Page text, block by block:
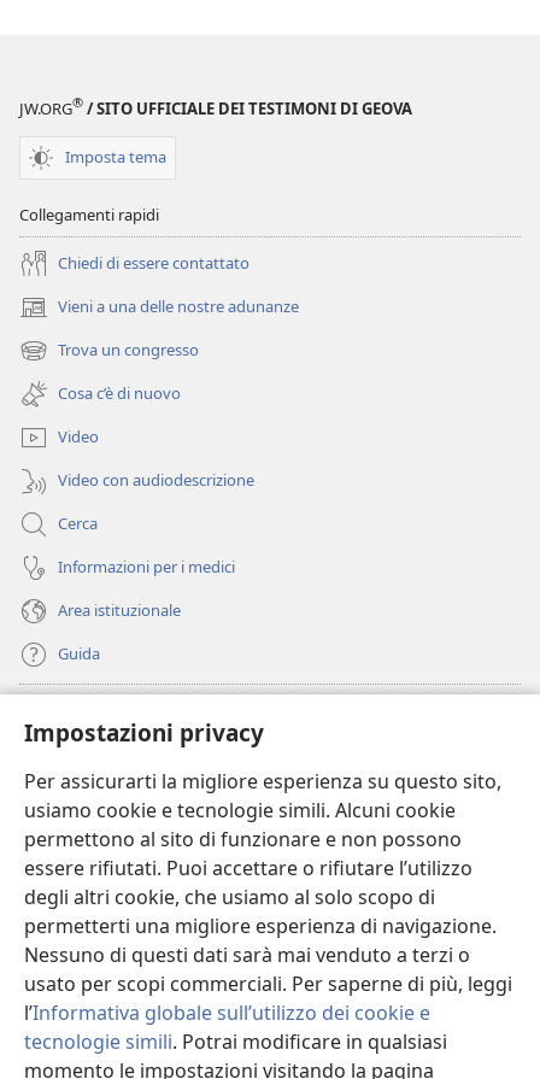
Impostazioni privacy
Per assicurarti la migliore esperienza su questo sito,
usiamo cookie e tecnologie simili. Alcuni cookie
permettono al sito di funzionare e non possono
essere rifiutati. Puoi accettare o rifiutare l’utilizzo
degli altri cookie, che usiamo al solo scopo di
permetterti una migliore esperienza di navigazione.
Nessuno di questi dati sarà mai venduto a terzi o
usato per scopi commerciali. Per saperne di più, leggi
l’Informativa globale sull’utilizzo dei cookie e
tecnologie simili. Potrai modificare in qualsiasi
momento le impostazioni visitando la pagina
JW.ORG® / SITO UFFICIALE DEI TESTIMONI DI GEOVA
Imposta tema
Collegamenti rapidi
Chiedi di essere contattato
Vieni a una delle nostre adunanze
(apre
una
nuova
finestra)
Trova un congresso
(apre
una
nuova
finestra)
Cosa c’è di nuovo
Video
Video con audiodescrizione
Cerca
Informazioni per i medici
Area istituzionale
Guida
(apre
una
nuova
finestra)
BIBLIOTECA ONLINE Watchtower
(apre
una
nuova
finestra)
JW Hub
(apre
una
nuova
finestra)
JW Library
Watchtower Library®
Copyright© 2026 Watch Tower Bible and Tract Society of Pennsylvania.